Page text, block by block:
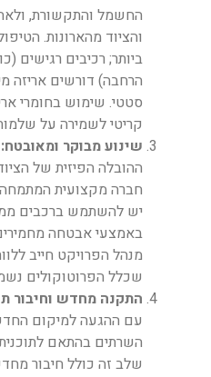
החשמל והתקשורת,
והציוד מהארונות.
ביותר; רכיבים רגישים
הרחבה) דורשים אריזה
סטטי. שימוש בחומרי
קריטי לשמירה על
שינוע מבוקר ומאובטח:
ההובלה הפיזית של
חברה מקצועית המתמחה
יש להשתמש ברכבים
באמצעי אבטחה
מנהל הפרויקט חייב
שכלל הפרוטוקולים
התקנה מחדש וחיבור
עם ההגעה למיקום
השרתים בהתאם
שלב זה כולל חיבור